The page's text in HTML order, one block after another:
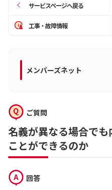
お知らせ
サービスページへ戻る
工事・故障情報
メンバーズネット
ご質問
名義が異なる場合でも
ことができるのか
回答